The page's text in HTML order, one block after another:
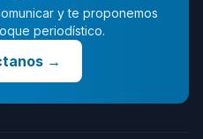
y te proponemos
periodístico.
→